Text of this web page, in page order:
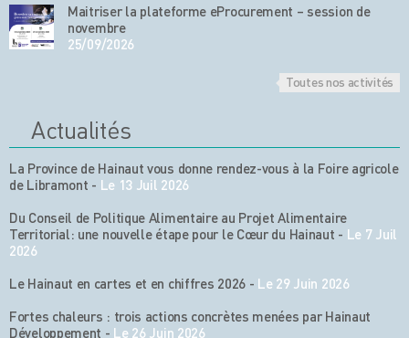
Maitriser la plateforme eProcurement – session de
novembre
25/09/2026
Toutes nos activités
Actualités
La Province de Hainaut vous donne rendez-vous à la Foire agricole
de Libramont - Le 13 Juil 2026
Du Conseil de Politique Alimentaire au Projet Alimentaire
Territorial: une nouvelle étape pour le Cœur du Hainaut - Le 7 Juil
2026
Le Hainaut en cartes et en chiffres 2026 - Le 29 Juin 2026
Fortes chaleurs : trois actions concrètes menées par Hainaut
Développement - Le 26 Juin 2026